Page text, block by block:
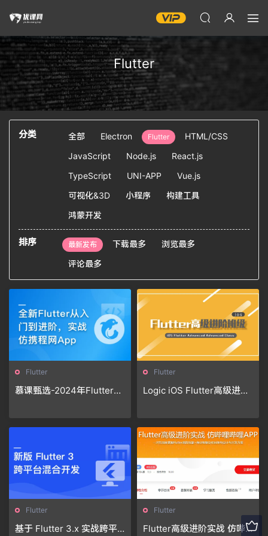
Flutter
分类 全部 Electron Flutter
HTML/CSS
JavaScript
Node.js
React.js
TypeScript
UNI-APP
Vue.js
可视化&3D
小程序
构建工具
鸿蒙开发
排序 最新发布 下载最多
浏览最多
评论最多
Flutter
慕课甄选-2024年Flutter零
Flutter
Logic iOS Flutter高级进阶
Flutter
基于 Flutter 3.x 实战跨平
Flutter
Flutter高级进阶实战 仿哔